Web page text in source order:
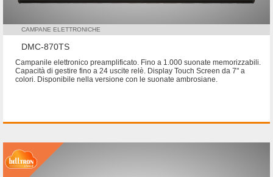
CAMPANE ELETTRONICHE
DMC-870TS
Campanile elettronico preamplificato. Fino a 1.000 suonate memorizzabili.
Capacità di gestire fino a 24 uscite relè. Display Touch Screen da 7" a
colori. Disponibile nella versione con le suonate ambrosiane.